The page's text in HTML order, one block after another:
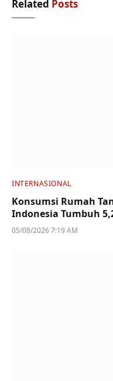
Related Posts
INTERNASIONAL
Konsumsi Rumah
Indonesia Tumbuh
05/08/2026 7:19 AM